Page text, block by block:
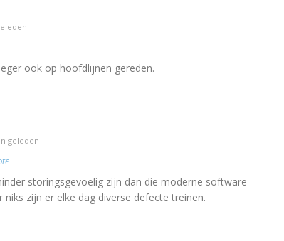
ook op hoofdlijnen gereden.
geleden
storingsgevoelig zijn dan die moderne software
zijn er elke dag diverse defecte treinen.